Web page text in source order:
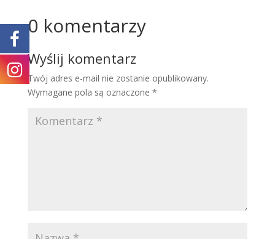
0 komentarzy
Wyślij komentarz
Twój adres e-mail nie zostanie opublikowany.
Wymagane pola są oznaczone *